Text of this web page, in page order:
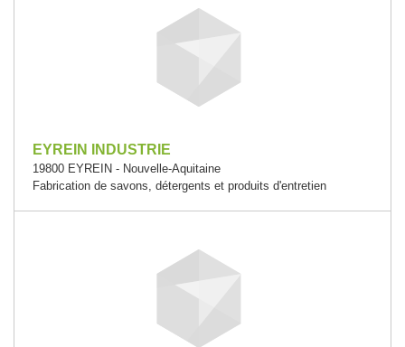
EYREIN INDUSTRIE
19800 EYREIN - Nouvelle-Aquitaine
Fabrication de savons, détergents et produits d'entretien